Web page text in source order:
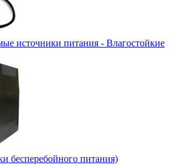
источники питания - Влагостойкие
бесперебойного питания)